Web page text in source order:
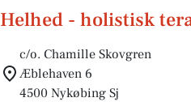
Helhed - holistisk
c/o. Chamille Skovgren
Æblehaven 6
4500 Nykøbing Sj